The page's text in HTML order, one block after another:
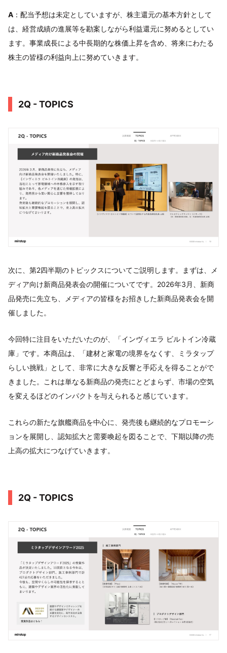
A ：配当予想は未定としていますが、株主還元の基本方針として
は、経営成績の進展等を勘案しながら利益還元に努めるとしてい
ます。事業成長による中長期的な株価上昇を含め、将来にわたる
株主の皆様の利益向上に努めていきます。
2Q - TOPICS
次に、第2四半期のトピックスについてご説明します。まずは、メ
ディア向け新商品発表会の開催についてです。2026年3月、新商
品発売に先立ち、メディアの皆様をお招きした新商品発表会を開
催しました。
今回特に注目をいただいたのが、「インヴィエラ ビルトイン冷蔵
庫」です。本商品は、「建材と家電の境界をなくす、ミラタップ
らしい挑戦」として、非常に大きな反響と手応えを得ることがで
きました。これは単なる新商品の発売にとどまらず、市場の空気
を変えるほどのインパクトを与えられると感じています。
これらの新たな旗艦商品を中心に、発売後も継続的なプロモーシ
ョンを展開し、認知拡大と需要喚起を図ることで、下期以降の売
上高の拡大につなげていきます。
2Q - TOPICS